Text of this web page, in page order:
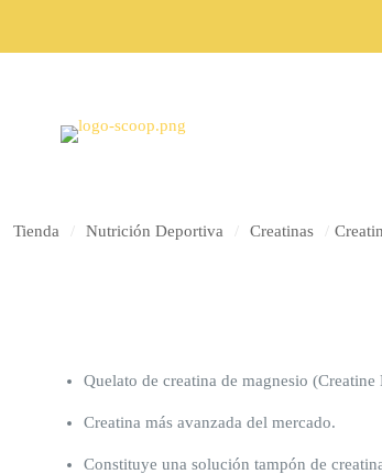
Tienda Nutrición Deportiva Creatinas
Quelato de creatina de magnesio
Creatina más avanzada del mercado.
Constituye una solución tampón de